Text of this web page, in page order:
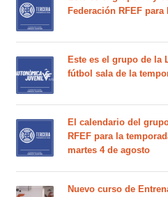
Federación RFEF para
Este es el grupo de la
fútbol sala de la
El calendario del
RFEF para la
martes 4 de agosto
Nuevo curso de